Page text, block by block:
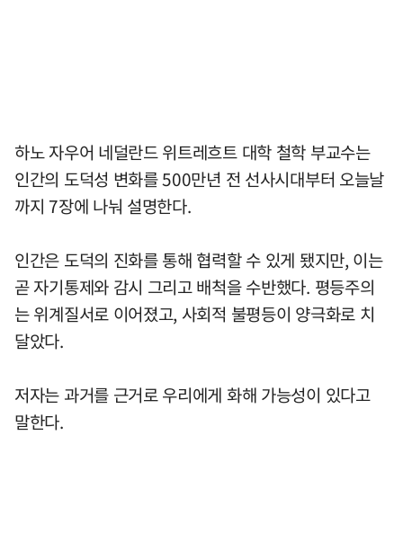
하노 자우어 네덜란드 위트레흐트 대학 철학 부교수는
인간의 도덕성 변화를 500만년 전 선사시대부터 오늘날
까지 7장에 나눠 설명한다.
인간은 도덕의 진화를 통해 협력할 수 있게 됐지만, 이는
곧 자기통제와 감시 그리고 배척을 수반했다. 평등주의
는 위계질서로 이어졌고, 사회적 불평등이 양극화로 치
달았다.
저자는 과거를 근거로 우리에게 화해 가능성이 있다고
말한다.